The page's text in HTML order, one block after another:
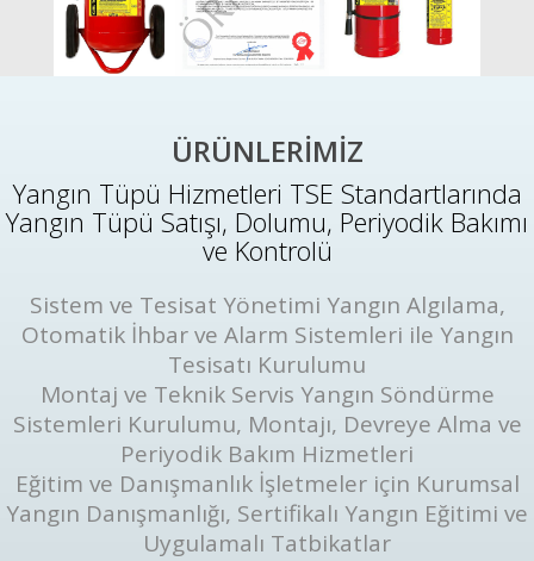
ÜRÜNLERİMİZ
Yangın Tüpü Hizmetleri TSE Standartlarında
Yangın Tüpü Satışı, Dolumu, Periyodik Bakımı
ve Kontrolü
Sistem ve Tesisat Yönetimi Yangın Algılama,
Otomatik İhbar ve Alarm Sistemleri ile Yangın
Tesisatı Kurulumu
Montaj ve Teknik Servis Yangın Söndürme
Sistemleri Kurulumu, Montajı, Devreye Alma ve
Periyodik Bakım Hizmetleri
Eğitim ve Danışmanlık İşletmeler için Kurumsal
Yangın Danışmanlığı, Sertifikalı Yangın Eğitimi ve
Uygulamalı Tatbikatlar